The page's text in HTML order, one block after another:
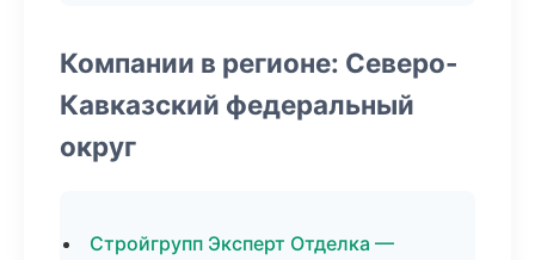
Компании в регионе: Северо-
Кавказский федеральный
округ
Стройгрупп Эксперт Отделка —